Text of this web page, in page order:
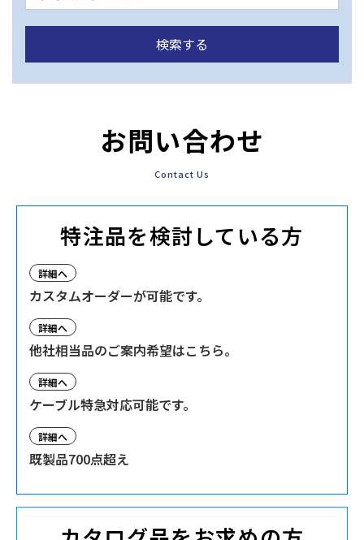
お問い合わせ
Contact Us
特注品を検討している方
詳細へ
カスタムオーダーが可能です。
詳細へ
他社相当品のご案内希望はこちら。
詳細へ
ケーブル特急対応可能です。
詳細へ
既製品700点超え